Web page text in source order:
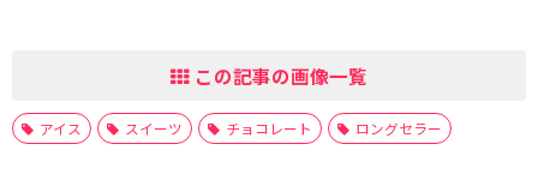
この記事の画像一覧
アイス スイーツ チョコレート ロングセラー